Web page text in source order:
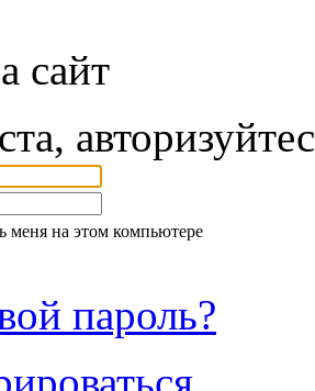
сайт
меня на этом компьютере
пароль?